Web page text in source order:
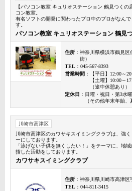
【パソコン教室 キュリオステーション 鶴見つく
コン教室。
有名ソフトの開発に関わったプロ中のプロがなん
す。
パソコン教室 キュリオステーション 鶴見
住所 ：神奈川県横浜市鶴見
街）
TEL ：045-567-8393
営業時間 ：【平日】12:00～
【土曜】10:00～
（途中休憩あり）
定休日 ：日曜・祝日・第3水
（その他年末年始、
川崎市高津区
川崎市高津区のカワサキスイミングクラブは、強
ーにしております。
「泳げない子供を無くしたい！」をテーマに、地
指した活動をしております。
カワサキスイミングクラブ
住所 ：神奈川県川崎市高津区
TEL ：044-811-3415